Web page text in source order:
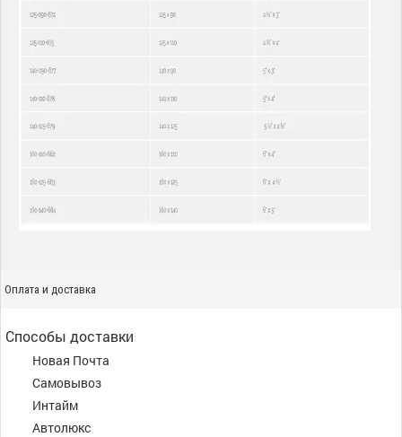
Оплата и доставка
Способы доставки
Новая Почта
Самовывоз
Интайм
Автолюкс